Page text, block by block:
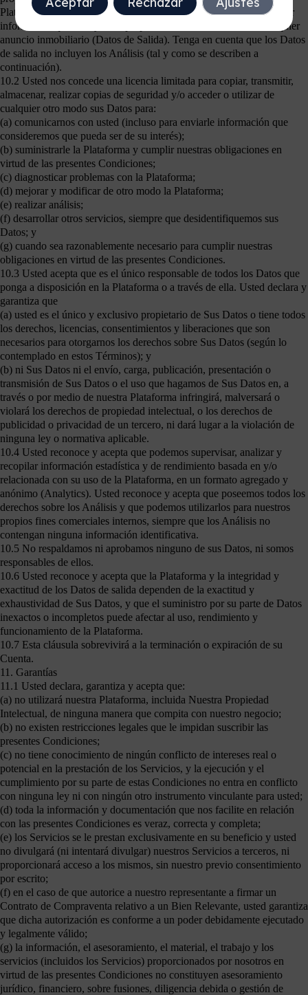
Plataforma utilizando sus Datos como entrada, incluyendo cualquier
información que le hayamos proporcionado en relación con cualquier
anuncio inmobiliario (Datos de Salida). Tenga en cuenta que los Datos
de salida no incluyen los Análisis (tal y como se describen a
continuación).
10.2 Usted nos concede una licencia limitada para copiar, transmitir,
almacenar, realizar copias de seguridad y/o acceder o utilizar de
cualquier otro modo sus Datos para:
(a) comunicarnos con usted (incluso para enviarle información que
consideremos que pueda ser de su interés);
(b) suministrarle la Plataforma y cumplir nuestras obligaciones en
virtud de las presentes Condiciones;
(c) diagnosticar problemas con la Plataforma;
(d) mejorar y modificar de otro modo la Plataforma;
(e) realizar análisis;
(f) desarrollar otros servicios, siempre que desidentifiquemos sus
Datos; y
(g) cuando sea razonablemente necesario para cumplir nuestras
obligaciones en virtud de las presentes Condiciones.
10.3 Usted acepta que es el único responsable de todos los Datos que
ponga a disposición en la Plataforma o a través de ella. Usted declara y
garantiza que
(a) usted es el único y exclusivo propietario de Sus Datos o tiene todos
los derechos, licencias, consentimientos y liberaciones que son
necesarios para otorgarnos los derechos sobre Sus Datos (según lo
contemplado en estos Términos); y
(b) ni Sus Datos ni el envío, carga, publicación, presentación o
transmisión de Sus Datos o el uso que hagamos de Sus Datos en, a
través o por medio de nuestra Plataforma infringirá, malversará o
violará los derechos de propiedad intelectual, o los derechos de
publicidad o privacidad de un tercero, ni dará lugar a la violación de
ninguna ley o normativa aplicable.
10.4 Usted reconoce y acepta que podemos supervisar, analizar y
recopilar información estadística y de rendimiento basada en y/o
relacionada con su uso de la Plataforma, en un formato agregado y
anónimo (Analytics). Usted reconoce y acepta que poseemos todos los
derechos sobre los Análisis y que podemos utilizarlos para nuestros
propios fines comerciales internos, siempre que los Análisis no
contengan ninguna información identificativa.
10.5 No respaldamos ni aprobamos ninguno de sus Datos, ni somos
responsables de ellos.
10.6 Usted reconoce y acepta que la Plataforma y la integridad y
exactitud de los Datos de salida dependen de la exactitud y
exhaustividad de Sus Datos, y que el suministro por su parte de Datos
inexactos o incompletos puede afectar al uso, rendimiento y
funcionamiento de la Plataforma.
10.7 Esta cláusula sobrevivirá a la terminación o expiración de su
Cuenta.
11. Garantías
11.1 Usted declara, garantiza y acepta que:
(a) no utilizará nuestra Plataforma, incluida Nuestra Propiedad
Intelectual, de ninguna manera que compita con nuestro negocio;
(b) no existen restricciones legales que le impidan suscribir las
presentes Condiciones;
(c) no tiene conocimiento de ningún conflicto de intereses real o
potencial en la prestación de los Servicios, y la ejecución y el
cumplimiento por su parte de estas Condiciones no entra en conflicto
con ninguna ley ni con ningún otro instrumento vinculante para usted;
(d) toda la información y documentación que nos facilite en relación
con las presentes Condiciones es veraz, correcta y completa;
(e) los Servicios se le prestan exclusivamente en su beneficio y usted
no divulgará (ni intentará divulgar) nuestros Servicios a terceros, ni
proporcionará acceso a los mismos, sin nuestro previo consentimiento
por escrito;
(f) en el caso de que autorice a nuestro representante a firmar un
Contrato de Compraventa relativo a un Bien Relevante, usted garantiza
que dicha autorización es conforme a un poder debidamente ejecutado
y legalmente válido;
(g) la información, el asesoramiento, el material, el trabajo y los
servicios (incluidos los Servicios) proporcionados por nosotros en
virtud de las presentes Condiciones no constituyen asesoramiento
jurídico, financiero, sobre fusiones, diligencia debida o gestión de